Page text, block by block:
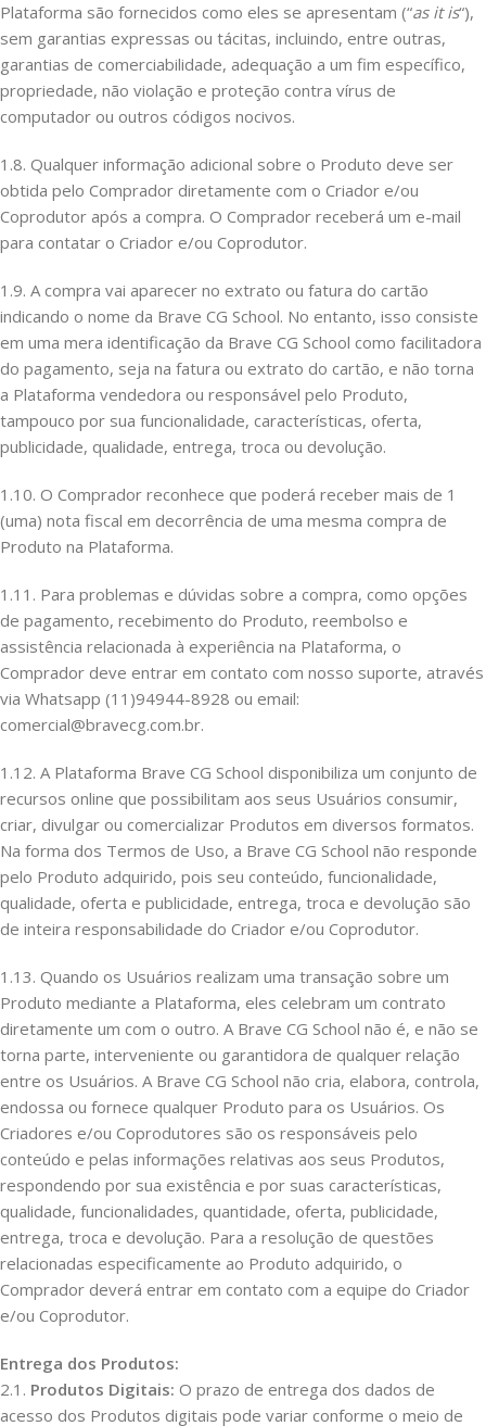
Plataforma são fornecidos como eles se apresentam (“as it is“),
sem garantias expressas ou tácitas, incluindo, entre outras,
garantias de comerciabilidade, adequação a um fim específico,
propriedade, não violação e proteção contra vírus de
computador ou outros códigos nocivos.
1.8. Qualquer informação adicional sobre o Produto deve ser
obtida pelo Comprador diretamente com o Criador e/ou
Coprodutor após a compra. O Comprador receberá um e-mail
para contatar o Criador e/ou Coprodutor.
1.9. A compra vai aparecer no extrato ou fatura do cartão
indicando o nome da Brave CG School. No entanto, isso consiste
em uma mera identificação da Brave CG School como facilitadora
do pagamento, seja na fatura ou extrato do cartão, e não torna
a Plataforma vendedora ou responsável pelo Produto,
tampouco por sua funcionalidade, características, oferta,
publicidade, qualidade, entrega, troca ou devolução.
1.10. O Comprador reconhece que poderá receber mais de 1
(uma) nota fiscal em decorrência de uma mesma compra de
Produto na Plataforma.
1.11. Para problemas e dúvidas sobre a compra, como opções
de pagamento, recebimento do Produto, reembolso e
assistência relacionada à experiência na Plataforma, o
Comprador deve entrar em contato com nosso suporte, através
via Whatsapp (11)94944-8928 ou email:
comercial@bravecg.com.br.
1.12. A Plataforma Brave CG School disponibiliza um conjunto de
recursos online que possibilitam aos seus Usuários consumir,
criar, divulgar ou comercializar Produtos em diversos formatos.
Na forma dos Termos de Uso, a Brave CG School não responde
pelo Produto adquirido, pois seu conteúdo, funcionalidade,
qualidade, oferta e publicidade, entrega, troca e devolução são
de inteira responsabilidade do Criador e/ou Coprodutor.
1.13. Quando os Usuários realizam uma transação sobre um
Produto mediante a Plataforma, eles celebram um contrato
diretamente um com o outro. A Brave CG School não é, e não se
torna parte, interveniente ou garantidora de qualquer relação
entre os Usuários. A Brave CG School não cria, elabora, controla,
endossa ou fornece qualquer Produto para os Usuários. Os
Criadores e/ou Coprodutores são os responsáveis pelo
conteúdo e pelas informações relativas aos seus Produtos,
respondendo por sua existência e por suas características,
qualidade, funcionalidades, quantidade, oferta, publicidade,
entrega, troca e devolução. Para a resolução de questões
relacionadas especificamente ao Produto adquirido, o
Comprador deverá entrar em contato com a equipe do Criador
e/ou Coprodutor.
Entrega dos Produtos:
2.1. Produtos Digitais: O prazo de entrega dos dados de
acesso dos Produtos digitais pode variar conforme o meio de